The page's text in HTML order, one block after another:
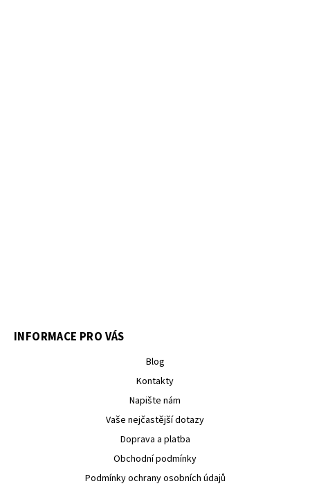
INFORMACE PRO VÁS
Blog
Kontakty
Napište nám
Vaše nejčastější dotazy
Doprava a platba
Obchodní podmínky
Podmínky ochrany osobních údajů